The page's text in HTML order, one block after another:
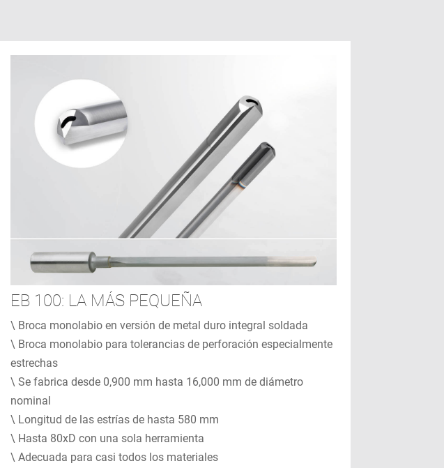
EB 100: LA MÁS PEQUEÑA
\ Broca monolabio en versión de metal duro integral soldada
\ Broca monolabio para tolerancias de perforación especialmente
estrechas
\ Se fabrica desde 0,900 mm hasta 16,000 mm de diámetro
nominal
\ Longitud de las estrías de hasta 580 mm
\ Hasta 80xD con una sola herramienta
\ Adecuada para casi todos los materiales